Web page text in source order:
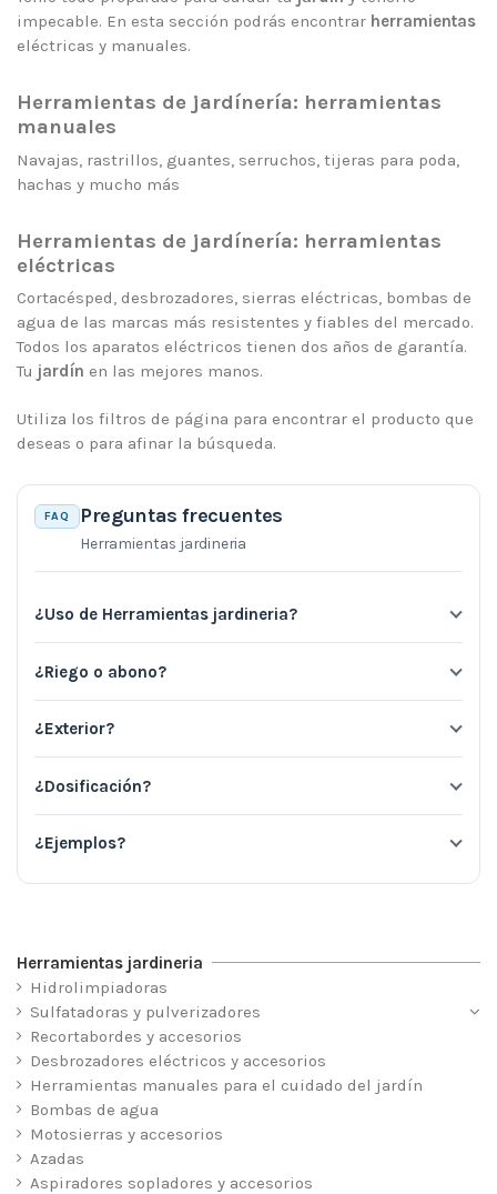
impecable. En esta sección podrás encontrar herramientas
eléctricas y manuales.
Herramientas de jardínería: herramientas
manuales
Navajas, rastrillos, guantes, serruchos, tijeras para poda,
hachas y mucho más
Herramientas de jardínería: herramientas
eléctricas
Cortacésped, desbrozadores, sierras eléctricas, bombas de
agua de las marcas más resistentes y fiables del mercado.
Todos los aparatos eléctricos tienen dos años de garantía.
Tu jardín en las mejores manos.
Utiliza los filtros de página para encontrar el producto que
deseas o para afinar la búsqueda.
FAQ Preguntas frecuentes
Herramientas jardineria
¿Uso de Herramientas jardineria?
¿Riego o abono?
¿Exterior?
¿Dosificación?
¿Ejemplos?
Herramientas jardineria
Hidrolimpiadoras
Sulfatadoras y pulverizadores
Recortabordes y accesorios
Desbrozadores eléctricos y accesorios
Herramientas manuales para el cuidado del jardín
Bombas de agua
Motosierras y accesorios
Azadas
Aspiradores sopladores y accesorios